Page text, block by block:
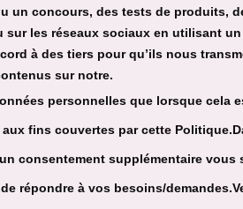
un concours, des tests de produits,
sur les réseaux sociaux en utilisant
à des tiers pour qu’ils nous
sur notre.
personnelles que lorsque cela
fins couvertes par cette
consentement supplémentaire
répondre à vos besoins/